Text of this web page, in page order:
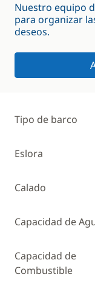
Nuestro equipo
para organizar
deseos.
Tipo de barco
Eslora
Calado
Capacidad de
Capacidad de
Combustible